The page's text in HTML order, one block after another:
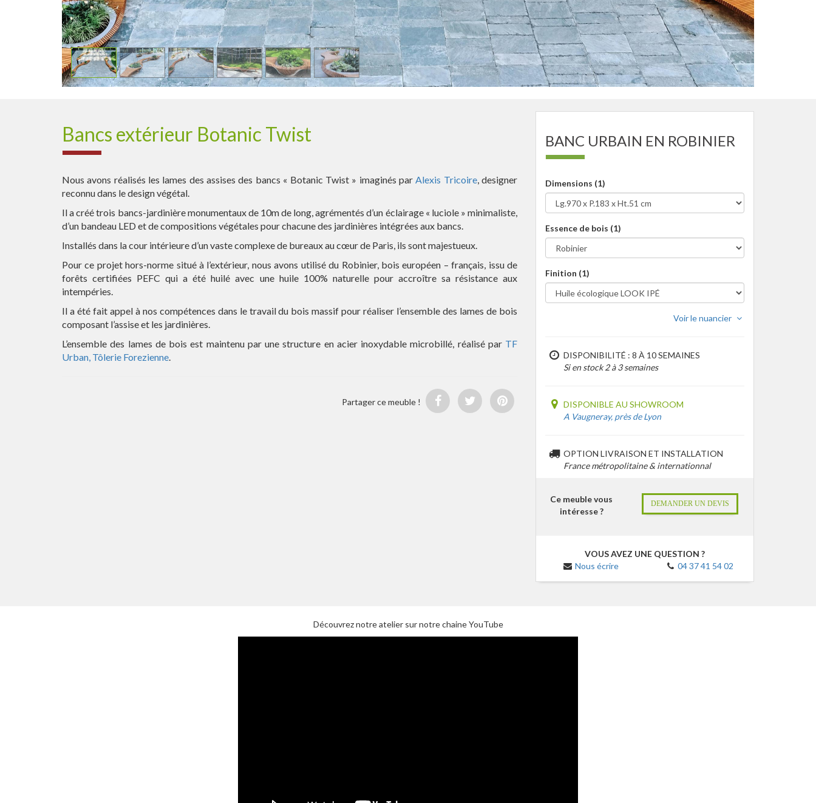
Bancs extérieur Botanic Twist
Nous avons réalisés les lames des assises des bancs « Botanic Twist » imaginés parAlexis Tricoire, designer
reconnu dans le design végétal.
Il a créé trois bancs-jardinière monumentaux de 10m de long, agrémentés d’un éclairage « luciole » minimaliste,
d’un bandeau LED et de compositions végétales pour chacune des jardinières intégrées aux bancs.
Installés dans la cour intérieure d’un vaste complexe de bureaux au cœur de Paris, ils sont majestueux.
Pour ce projet hors-norme situé à l’extérieur, nous avons utilisé du Robinier, bois européen – français, issu de
forêts certifiées PEFC qui a été huilé avec une huile 100% naturelle pour accroître sa résistance aux
intempéries.
Il a été fait appel à nos compétences dans le travail du bois massif pour réaliser l’ensemble des lames de bois
composant l’assise et les jardinières.
L’ensemble des lames de bois est maintenu par une structure en acier inoxydable microbillé, réalisé par TF
Urban, Tôlerie Forezienne.
Partager ce meuble !
BANC URBAIN EN ROBINIER
Dimensions (1)
Essence de bois (1)
Finition (1)
Voir le nuancier
DISPONIBILITÉ : 8 À 10 SEMAINES
Si en stock 2 à 3 semaines
DISPONIBLE AU SHOWROOM
A Vaugneray, près de Lyon
OPTION LIVRAISON ET INSTALLATION
France métropolitaine & internationnal
Ce meuble vous
intéresse ?
DEMANDER UN DEVIS
VOUS AVEZ UNE QUESTION ?
Nous écrire
04 37 41 54 02
Découvrez notre atelier sur notre chaine YouTube